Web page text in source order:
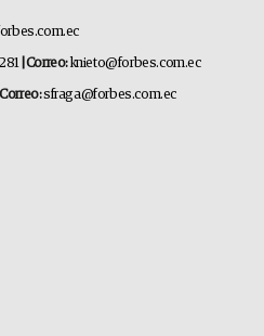
| Correo:knieto@forbes.com.ec
| Correo:sfraga@forbes.com.ec